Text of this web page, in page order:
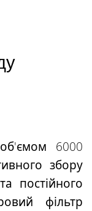
6000
збору
постійного
фільтр